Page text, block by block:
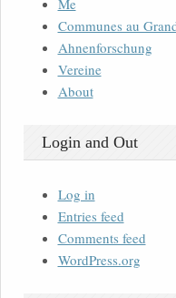
Me
Communes au
Ahnenforschung
Vereine
About
Login and Out
Log in
Entries feed
Comments feed
WordPress.org